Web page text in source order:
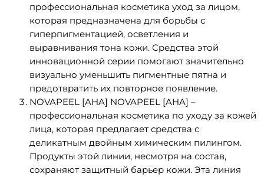
профессиональная косметика уход за лицом,
которая предназначена для борьбы с
гиперпигментацией, осветления и
выравнивания тона кожи. Средства этой
инновационной серии помогают значительно
визуально уменьшить пигментные пятна и
предотвратить их повторное появление.
NOVAPEEL [AHA] NOVAPEEL [AHA] –
профессиональная косметика по уходу за кожей
лица, которая предлагает средства с
деликатным двойным химическим пилингом.
Продукты этой линии, несмотря на состав,
сохраняют защитный барьер кожи. Эта линия